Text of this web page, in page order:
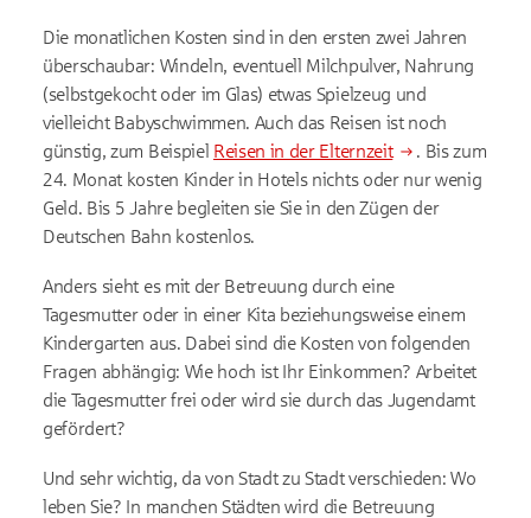
Die monatlichen Kosten sind in den ersten zwei Jahren
überschaubar: Windeln, eventuell Milchpulver, Nahrung
(selbstgekocht oder im Glas) etwas Spielzeug und
vielleicht Babyschwimmen. Auch das Reisen ist noch
günstig, zum Beispiel Reisen in der Elternzeit
. Bis zum
24. Monat kosten Kinder in Hotels nichts oder nur wenig
Geld. Bis 5 Jahre begleiten sie Sie in den Zügen der
Deutschen Bahn kostenlos.
Anders sieht es mit der Betreuung durch eine
Tagesmutter oder in einer Kita beziehungsweise einem
Kindergarten aus. Dabei sind die Kosten von folgenden
Fragen abhängig: Wie hoch ist Ihr Einkommen? Arbeitet
die Tagesmutter frei oder wird sie durch das Jugendamt
gefördert?
Und sehr wichtig, da von Stadt zu Stadt verschieden: Wo
leben Sie? In manchen Städten wird die Betreuung